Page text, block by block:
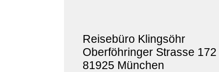
Reisebüro Klingsöhr
Oberföhringer Strasse 172
81925 München